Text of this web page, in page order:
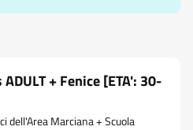
+ Fenice [ETA': 30-
dell'Area Marciana + Scuola